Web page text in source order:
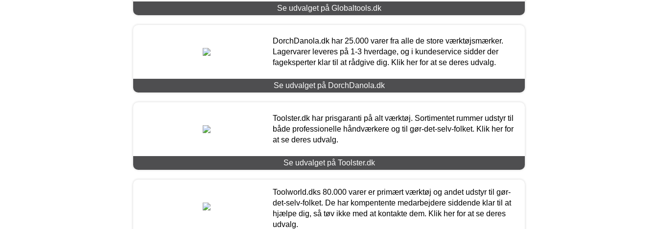
Se udvalget på Globaltools.dk
DorchDanola.dk har 25.000 varer fra alle de store værktøjsmærker.
Lagervarer leveres på 1-3 hverdage, og i kundeservice sidder der
fageksperter klar til at rådgive dig. Klik her for at se deres udvalg.
Se udvalget på DorchDanola.dk
Toolster.dk har prisgaranti på alt værktøj. Sortimentet rummer udstyr til
både professionelle håndværkere og til gør-det-selv-folket. Klik her for
at se deres udvalg.
Se udvalget på Toolster.dk
Toolworld.dks 80.000 varer er primært værktøj og andet udstyr til gør-
det-selv-folket. De har kompentente medarbejdere siddende klar til at
hjælpe dig, så tøv ikke med at kontakte dem. Klik her for at se deres
udvalg.